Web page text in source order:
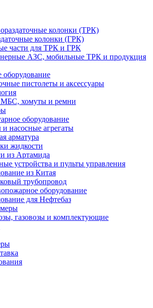
колонки (ТРК)
колонки (ГРК)
части для ТРК и ГРК
АЗС, мобильные ТРК и продукция
оборудование
пистолеты и аксессуары
МБС, хомуты и ремни
оборудование
насосные агрегаты
арматура
жидкости
из Артамида
устройства и пульты управления
из Китая
трубопровод
оборудование
для Нефтебаз
газовозы и комплектующие